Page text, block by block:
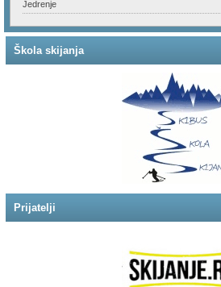
Jedrenje
Škola skijanja
Prijatelji